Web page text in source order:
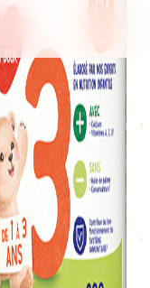
mois
Croissance pour